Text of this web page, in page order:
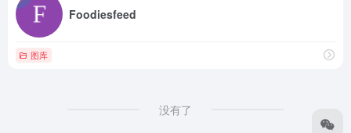
Foodiesfeed
图库
没有了